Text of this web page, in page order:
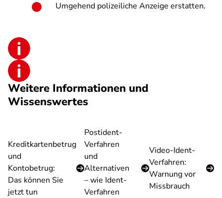
Umgehend polizeiliche Anzeige erstatten.
Weitere Informationen und
Wissenswertes
Kreditkartenbetrug
und
Kontobetrug:
Das können Sie
jetzt tun
Postident-
Verfahren
und
Alternativen
– wie Ident-
Verfahren
Video-Ident-
Verfahren:
Warnung vor
Missbrauch